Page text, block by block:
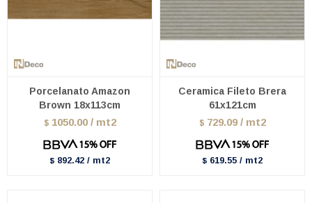
Porcelanato Amazon
Brown 18x113cm
$ 1050.00 / mt2
$ 892.42 / mt2
Ceramica Fileto Brera
61x121cm
$ 729.09 / mt2
$ 619.55 / mt2